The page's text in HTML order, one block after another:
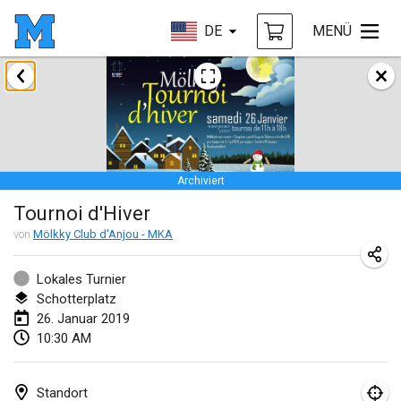
DE MENÜ
Archiviert
Tournoi d'Hiver
von Mölkky Club d'Anjou - MKA
Lokales Turnier
Schotterplatz
26. Januar 2019
10:30 AM
Standort
Januar 2019
New Year's Throw Mölkky
1. Jan. 2019|Tschechische Republik
Tournoi Mixte ASPTTOM
20. Jan. 2019|Frankreich
Tournoi d'Hiver
26. Jan. 2019
Liekki Cup
26. Jan. 2019